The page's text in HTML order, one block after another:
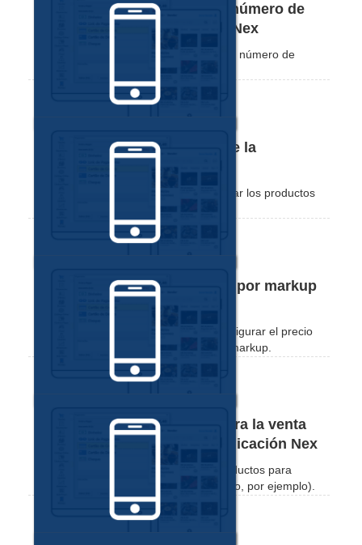
Cómo buscar una venta por número de
transacción en la aplicación Nex
Vea lo fácil que es seguir una venta por número de
Cómo editar productos desde la
Compruebe lo práctico que resulta editar los productos
Cómo fijar el precio de venta por markup
Compruebe lo práctico que resulta configurar el precio
de venta de un producto mediante un markup.
Cómo registrar productos para la venta
fraccionada a través de la aplicación Nex
Vea lo práctico que es registrar los productos para
venderlos de forma fraccionada (por kilo, por ejemplo).